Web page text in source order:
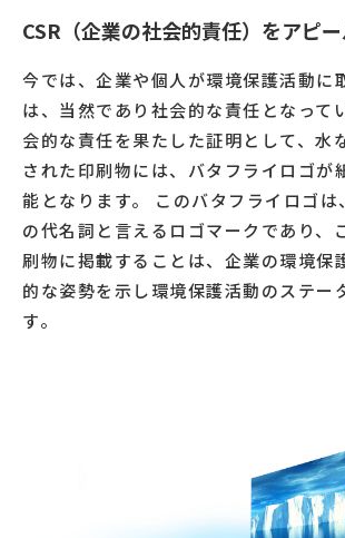
CSR（企業の社会的責任）をアピ
今では、企業や個人が環境保護活動に
は、当然であり社会的な責任となって
会的な責任を果たした証明として、水
された印刷物には、バタフライロゴが
能となります。 このバタフライロゴは
の代名詞と言えるロゴマークであり、
刷物に掲載することは、企業の環境保
的な姿勢を示し環境保護活動のステー
す。